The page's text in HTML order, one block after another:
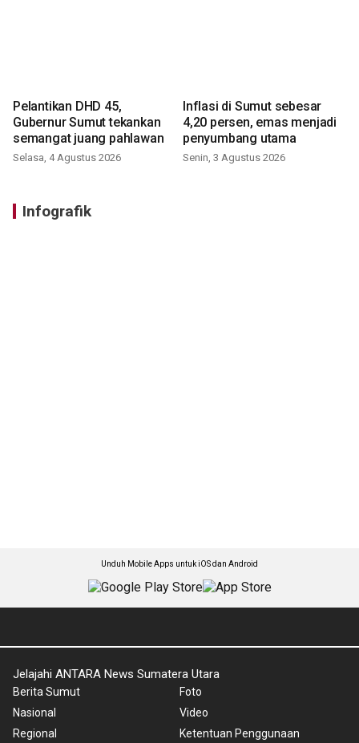
Pelantikan DHD 45,
Gubernur Sumut tekankan
semangat juang pahlawan
Selasa, 4 Agustus 2026
Inflasi di Sumut sebesar
4,20 persen, emas menjadi
penyumbang utama
Senin, 3 Agustus 2026
Infografik
Unduh Mobile Apps untuk iOS dan Android
Jelajahi ANTARA News Sumatera Utara
Berita Sumut
Nasional
Regional
Foto
Video
Ketentuan Penggunaan